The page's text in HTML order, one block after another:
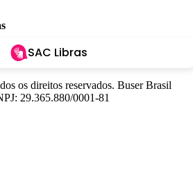
SAC Libras
os direitos reservados. Buser Brasil
29.365.880/0001-81